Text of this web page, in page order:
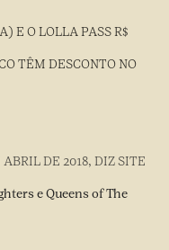
E O LOLLA PASS R$
TÊM DESCONTO NO
DE 2018, DIZ SITE
e Queens of The